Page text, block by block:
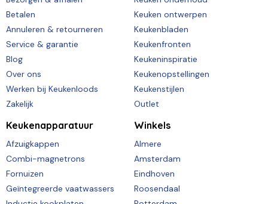
Betalen
Annuleren & retourneren
Service & garantie
Blog
Over ons
Werken bij Keukenloods
Zakelijk
Keuken ontwerpen
Keukenbladen
Keukenfronten
Keukeninspiratie
Keukenopstellingen
Keukenstijlen
Outlet
Keukenapparatuur
Afzuigkappen
Combi-magnetrons
Fornuizen
Geïntegreerde vaatwassers
Winkels
Almere
Amsterdam
Eindhoven
Roosendaal